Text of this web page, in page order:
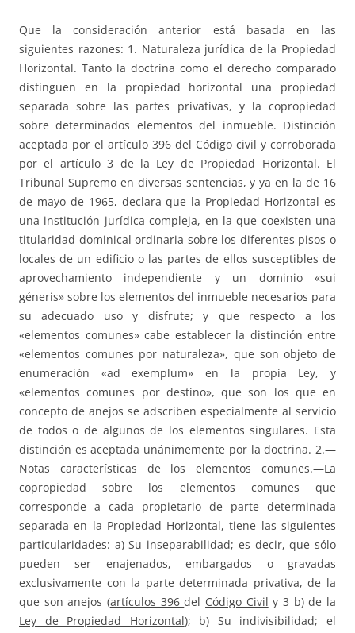
Que la consideración anterior está basada en las
siguientes razones: 1. Naturaleza jurídica de la Propiedad
Horizontal. Tanto la doctrina como el derecho comparado
distinguen en la propiedad horizontal una propiedad
separada sobre las partes privativas, y la copropiedad
sobre determinados elementos del inmueble. Distinción
aceptada por el artículo 396 del Código civil y corroborada
por el artículo 3 de la Ley de Propiedad Horizontal. El
Tribunal Supremo en diversas sentencias, y ya en la de 16
de mayo de 1965, declara que la Propiedad Horizontal es
una institución jurídica compleja, en la que coexisten una
titularidad dominical ordinaria sobre los diferentes pisos o
locales de un edificio o las partes de ellos susceptibles de
aprovechamiento independiente y un dominio «sui
géneris» sobre los elementos del inmueble necesarios para
su adecuado uso y disfrute; y que respecto a los
«elementos comunes» cabe establecer la distinción entre
«elementos comunes por naturaleza», que son objeto de
enumeración «ad exemplum» en la propia Ley, y
«elementos comunes por destino», que son los que en
concepto de anejos se adscriben especialmente al servicio
de todos o de algunos de los elementos singulares. Esta
distinción es aceptada unánimemente por la doctrina. 2.—
Notas características de los elementos comunes.—La
copropiedad sobre los elementos comunes que
corresponde a cada propietario de parte determinada
separada en la Propiedad Horizontal, tiene las siguientes
particularidades: a) Su inseparabilidad; es decir, que sólo
pueden ser enajenados, embargados o gravadas
exclusivamente con la parte determinada privativa, de la
que son anejos (artículos 396del Código Civil y 3 b) de la
Ley de Propiedad Horizontal); b) Su indivisibilidad; el